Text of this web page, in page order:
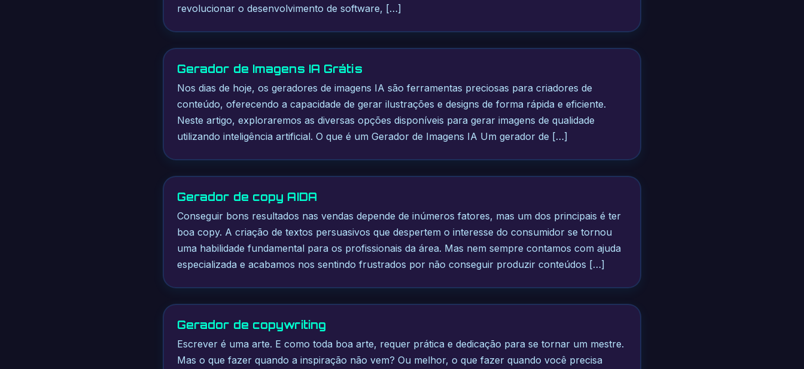
revolucionar o desenvolvimento de software, […]
Gerador de Imagens IA Grátis
Nos dias de hoje, os geradores de imagens IA são ferramentas preciosas para criadores de
conteúdo, oferecendo a capacidade de gerar ilustrações e designs de forma rápida e eficiente.
Neste artigo, exploraremos as diversas opções disponíveis para gerar imagens de qualidade
utilizando inteligência artificial. O que é um Gerador de Imagens IA Um gerador de […]
Gerador de copy AIDA
Conseguir bons resultados nas vendas depende de inúmeros fatores, mas um dos principais é ter
boa copy. A criação de textos persuasivos que despertem o interesse do consumidor se tornou
uma habilidade fundamental para os profissionais da área. Mas nem sempre contamos com ajuda
especializada e acabamos nos sentindo frustrados por não conseguir produzir conteúdos […]
Gerador de copywriting
Escrever é uma arte. E como toda boa arte, requer prática e dedicação para se tornar um mestre.
Mas o que fazer quando a inspiração não vem? Ou melhor, o que fazer quando você precisa